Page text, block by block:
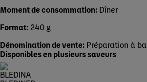
Moment de consommation: Dîner
Format: 240 g
Dénomination de vente: Préparation à
Disponibles en plusieurs saveurs